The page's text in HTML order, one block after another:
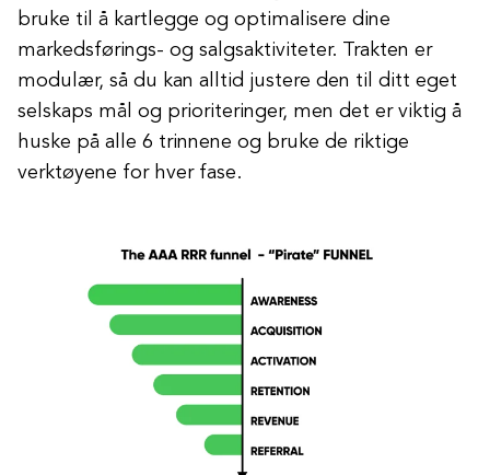
bruke til å kartlegge og optimalisere dine
markedsførings- og salgsaktiviteter. Trakten er
modulær, så du kan alltid justere den til ditt eget
selskaps mål og prioriteringer, men det er viktig å
huske på alle 6 trinnene og bruke de riktige
verktøyene for hver fase.